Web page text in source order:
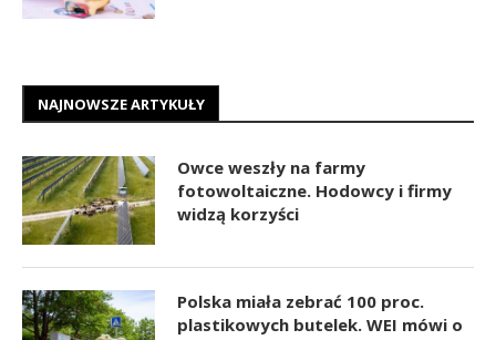
NAJNOWSZE ARTYKUŁY
Owce weszły na farmy
fotowoltaiczne. Hodowcy i firmy
widzą korzyści
Polska miała zebrać 100 proc.
plastikowych butelek. WEI mówi o